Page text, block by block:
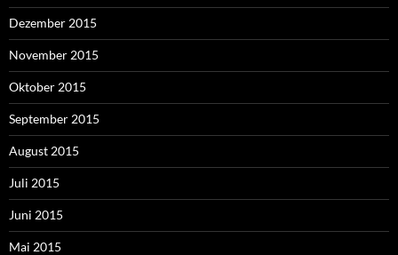
Dezember 2015
November 2015
Oktober 2015
September 2015
August 2015
Juli 2015
Juni 2015
Mai 2015